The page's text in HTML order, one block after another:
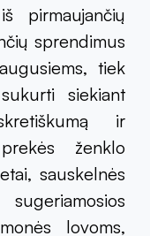
pirmaujančių
sprendimus
tiek
siekiant
ir
ženklo
sauskelnės
lovoms,